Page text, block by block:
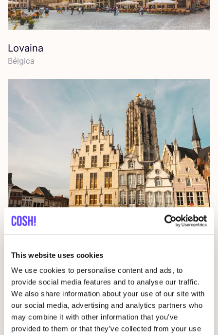
This website uses cookies
We use cookies to personalise content and ads, to
provide social media features and to analyse our traffic.
We also share information about your use of our site with
our social media, advertising and analytics partners who
may combine it with other information that you’ve
provided to them or that they’ve collected from your use
Lovaina
Bél­gi­ca
Malinas
Descubre Bélgica